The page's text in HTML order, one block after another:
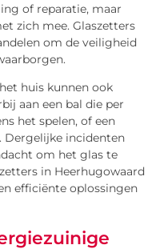
of reparatie, maar
zich mee. Glaszetters
om de veiligheid
huis kunnen ook
aan een bal die per
het spelen, of een
Dergelijke incidenten
om het glas te
in Heerhugowaard
efficiënte oplossingen